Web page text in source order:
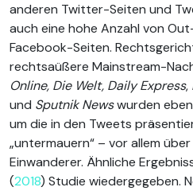
anderen Twitter-Seiten und
auch eine hohe Anzahl von
Facebook-Seiten.
rechtsaüßere Mainstream-
Online, Die Welt, Daily Express,
und Sputnik Newswurden
um die in den Tweets
„untermauern“ – vor allem
Einwanderer. Ähnliche
(2018) Studie wiedergegeben.